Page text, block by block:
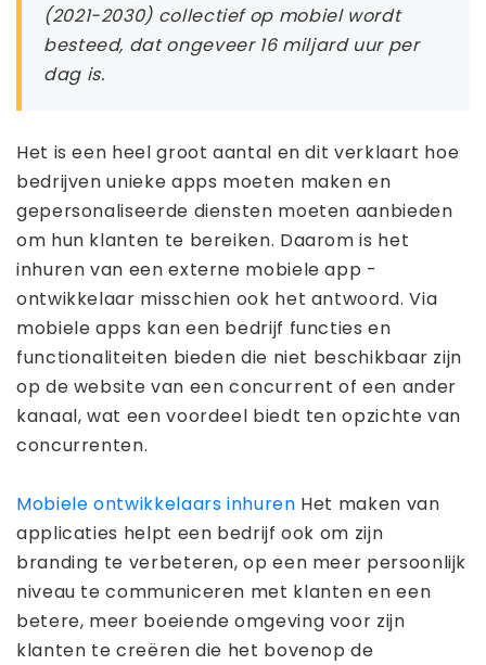
(2021-2030) collectief op mobiel wordt
besteed, dat ongeveer 16 miljard uur per
dag is.
Het is een heel groot aantal en dit verklaart hoe
bedrijven unieke apps moeten maken en
gepersonaliseerde diensten moeten aanbieden
om hun klanten te bereiken. Daarom is het
inhuren van een externe mobiele app -
ontwikkelaar misschien ook het antwoord. Via
mobiele apps kan een bedrijf functies en
functionaliteiten bieden die niet beschikbaar zijn
op de website van een concurrent of een ander
kanaal, wat een voordeel biedt ten opzichte van
concurrenten.
Mobiele ontwikkelaars inhuren Het maken van
applicaties helpt een bedrijf ook om zijn
branding te verbeteren, op een meer persoonlijk
niveau te communiceren met klanten en een
betere, meer boeiende omgeving voor zijn
klanten te creëren die het bovenop de